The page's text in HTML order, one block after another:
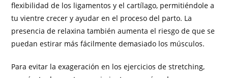
flexibilidad de los ligamentos y el cartílago, permitiéndole a
tu vientre crecer y ayudar en el proceso del parto. La
presencia de relaxina también aumenta el riesgo de que se
puedan estirar más fácilmente demasiado los músculos.
Para evitar la exageración en los ejercicios de stretching,